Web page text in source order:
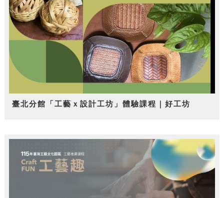
臺北分館「工藝ｘ設計工坊」體驗課程｜好工坊